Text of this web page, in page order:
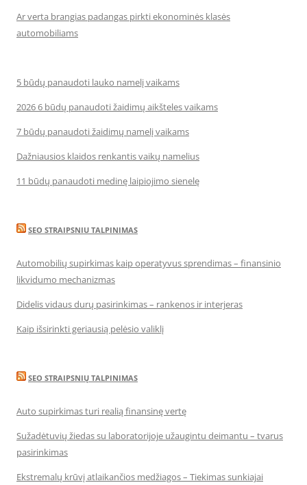
Ar verta brangias padangas pirkti ekonominės klasės
automobiliams
5 būdų panaudoti lauko namelį vaikams
2026 6 būdų panaudoti žaidimų aikšteles vaikams
7 būdų panaudoti žaidimų namelį vaikams
Dažniausios klaidos renkantis vaikų namelius
11 būdų panaudoti medinę laipiojimo sienelę
SEO STRAIPSNIU TALPINIMAS
Automobilių supirkimas kaip operatyvus sprendimas – finansinio
likvidumo mechanizmas
Didelis vidaus durų pasirinkimas – rankenos ir interjeras
Kaip išsirinkti geriausią pelėsio valiklį
SEO STRAIPSNIŲ TALPINIMAS
Auto supirkimas turi realią finansinę vertę
Sužadėtuvių žiedas su laboratorijoje užaugintu deimantu – tvarus
pasirinkimas
Ekstremalų krūvį atlaikančios medžiagos – Tiekimas sunkiajai